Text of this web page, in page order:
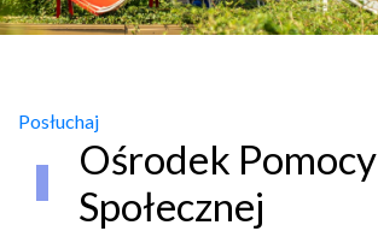
Posłuchaj
Ośrodek Pomocy
Społecznej